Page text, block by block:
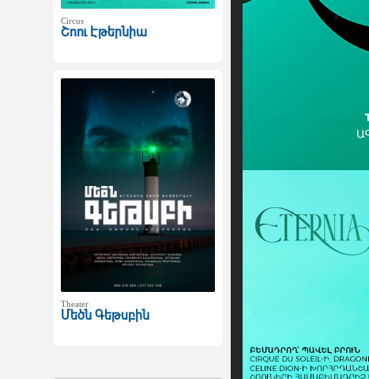
Circus
Շոու Էթերնիա
Theater
Մեծն Գեթսբին